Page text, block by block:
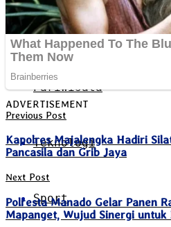
Opini
Pariwisata
Teknologi
Sport
ADVERTISEMENT
Previous Post
Kapolres Majalengka Hadiri
Pancasila dan Grib Jaya
Next Post
Polresta Manado Gelar Panen
Mapanget, Wujud Sinergi untuk